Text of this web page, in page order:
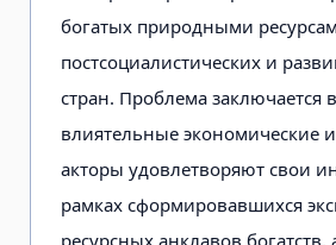
богатых природными
постсоциалистических и
стран. Проблема заключается
влиятельные экономические
акторы удовлетворяют свои
рамках сформировавшихся
ресурсных анклавов богатств,